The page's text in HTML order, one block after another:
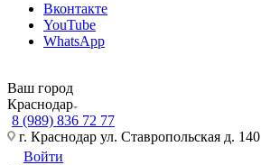
Вконтакте
YouTube
WhatsApp
Ваш город
Краснодар
8 (989) 836 72 77
г. Краснодар ул. Ставропольская д. 140
Войти